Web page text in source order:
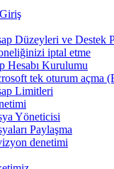
Düzeyleri ve Destek
iptal etme
Hesabı Kurulumu
tek oturum açma
Limitleri
Yöneticisi
Paylaşma
denetimi